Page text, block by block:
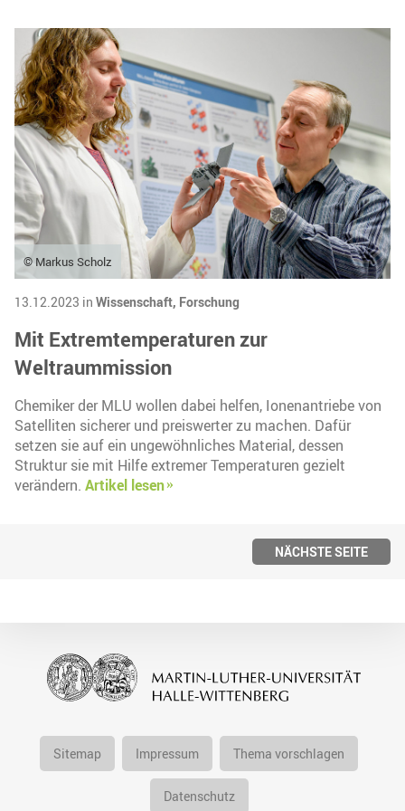
© Markus Scholz
13.12.2023 in Wissenschaft, Forschung
Mit Extremtemperaturen zur
Weltraummission
Chemiker der MLU wollen dabei helfen, Ionenantriebe von
Satelliten sicherer und preiswerter zu machen. Dafür
setzen sie auf ein ungewöhnliches Material, dessen
Struktur sie mit Hilfe extremer Temperaturen gezielt
verändern. Artikel lesen
NÄCHSTE SEITE
Sitemap Impressum Thema vorschlagen
Datenschutz